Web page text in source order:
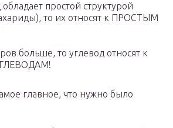
простой структурой
то их относят к ПРОСТЫМ
больше, то углевод относят к
главное, что нужно было